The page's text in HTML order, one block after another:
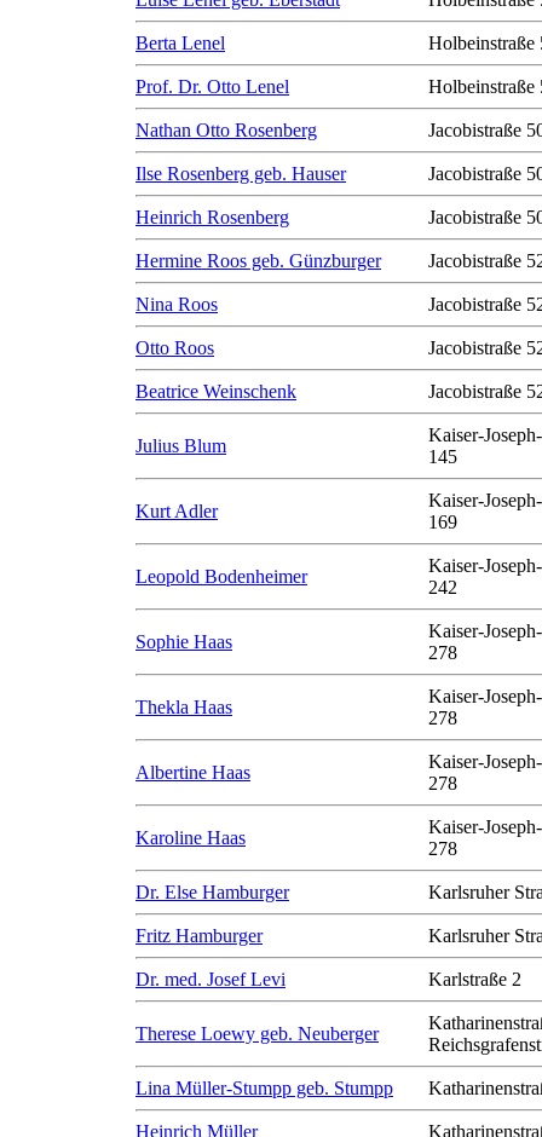
Berta Lenel Holbeinstraße
Prof. Dr. Otto Lenel Holbeinstraße
Nathan Otto Rosenberg Jacobistraße
Ilse Rosenberg geb. Hauser Jacobistraße
Heinrich Rosenberg Jacobistraße
Hermine Roos geb. Günzburger Jacobistraße
Nina Roos Jacobistraße
Otto Roos Jacobistraße
Beatrice Weinschenk Jacobistraße
Julius Blum
Kaiser-
145
Kurt Adler
Kaiser-
169
Leopold Bodenheimer
Kaiser-
242
Sophie Haas
Kaiser-
278
Thekla Haas
Kaiser-
278
Albertine Haas
Kaiser-
278
Karoline Haas
Kaiser-
278
Dr. Else Hamburger Karlsruher
Fritz Hamburger Karlsruher
Dr. med. Josef Levi Karlstraße 2
Therese Loewy geb. Neuberger
Lina Müller-Stumpp geb. Stumpp
Heinrich Müller